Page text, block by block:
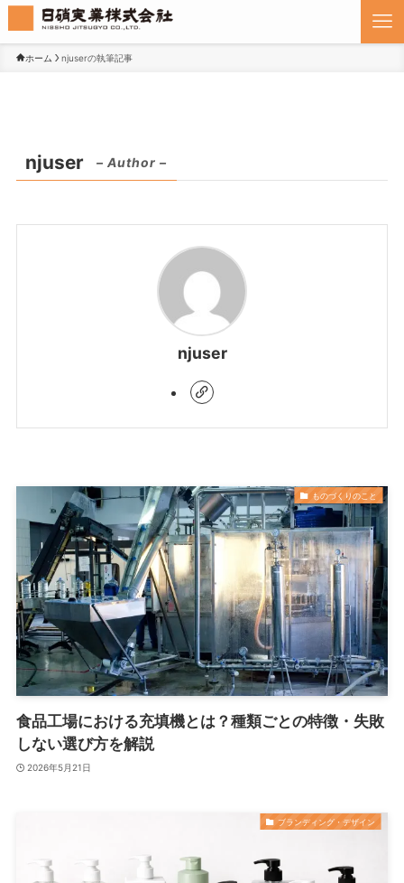
ホーム njuserの執筆記事
njuser – Author –
njuser
ものづくりのこと
食品工場における充填機とは？種類ごとの特徴・失敗
しない選び方を解説
2026年5月21日
ブランディング・デザイン